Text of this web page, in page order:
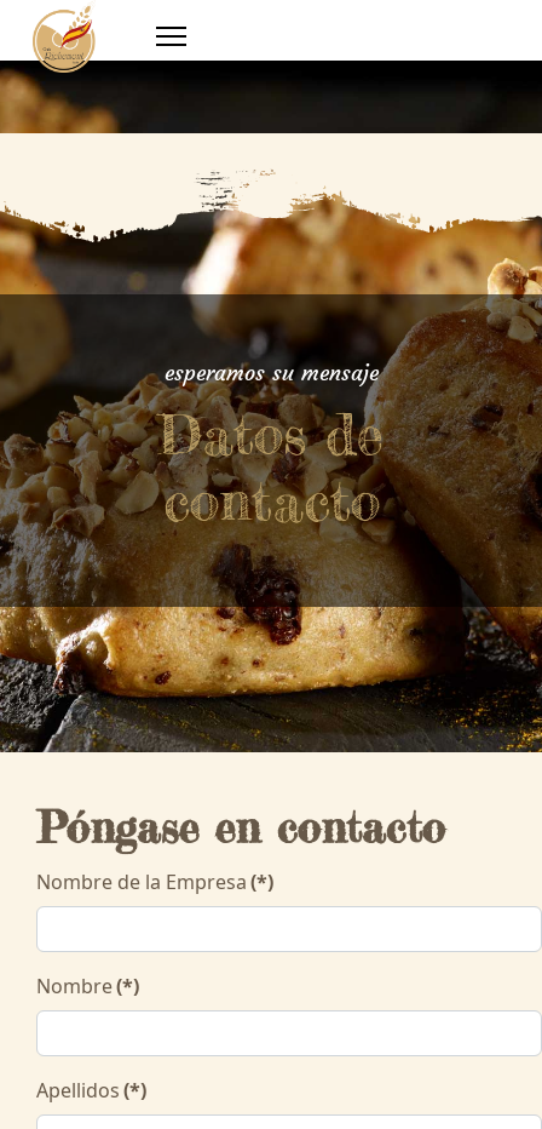
esperamos su mensaje
Datos de
contacto
Póngase en contacto
Nombre de la Empresa(*)
Nombre(*)
Apellidos(*)